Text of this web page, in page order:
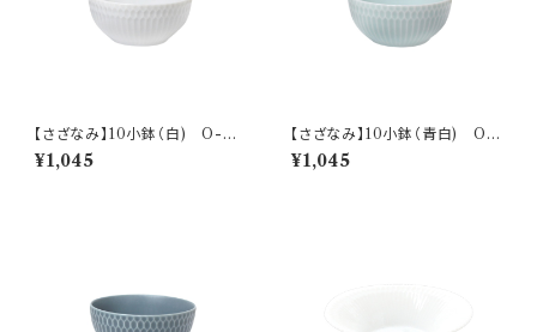
【さざなみ】10小鉢（白) O-M
47501
¥1,045
【さざなみ】10小鉢（青白) O-
M47502
¥1,045